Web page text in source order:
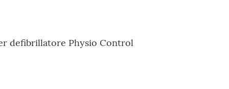
defibrillatore Physio Control